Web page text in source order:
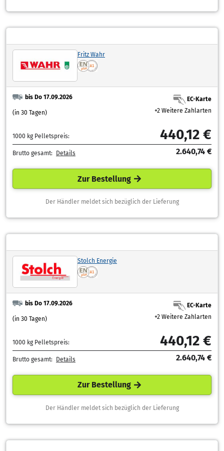
Fritz Wahr
bis Do 17.09.2026
(in 30 Tagen)
EC-Karte
+2 Weitere Zahlarten
1000 kg Pelletspreis: 440,12 €
Brutto gesamt: Details 2.640,74 €
Zur Bestellung
Der Händler meldet sich bezüglich der Lieferung
Stolch Energie
bis Do 17.09.2026
(in 30 Tagen)
EC-Karte
+2 Weitere Zahlarten
1000 kg Pelletspreis: 440,12 €
Brutto gesamt: Details 2.640,74 €
Zur Bestellung
Der Händler meldet sich bezüglich der Lieferung